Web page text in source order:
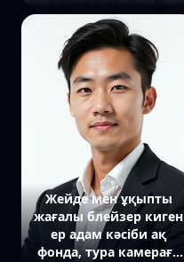
қарап тұр
Жейде мен ұқыпты
жағалы блейзер киген
ер адам кәсіби ақ
фонда, тура камераға